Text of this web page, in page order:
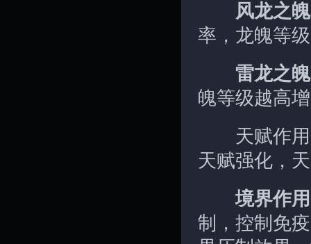
风龙之
率，龙魄等
雷龙之
魄等级越高
天赋作用
天赋强化，
境界作
制，控制免